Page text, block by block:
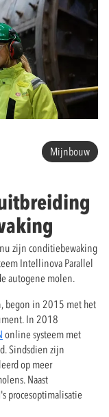
Mijnbouw
zijn conditiebewaking
Intellinova Parallel
autogene molen.
begon in 2015 met het
In 2018
online systeem met
Sindsdien zijn
op meer
Naast
procesoptimalisatie